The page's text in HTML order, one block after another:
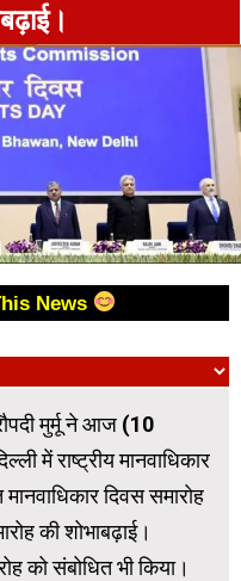
News
मुर्मू ने आज (10
में राष्ट्रीय मानवाधिकार
दिवस समारोह
की शोभाबढ़ाई।
को संबोधित भी किया।